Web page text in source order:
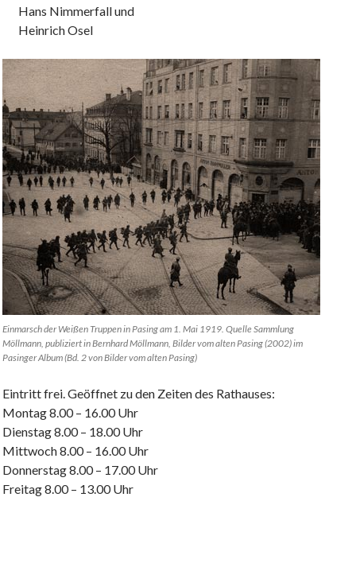
Hans Nimmerfall und
Heinrich Osel
Einmarsch der Weißen Truppen in Pasing am 1. Mai 1919. Quelle Sammlung
Möllmann, publiziert in Bernhard Möllmann, Bilder vom alten Pasing (2002) im
Pasinger Album (Bd. 2 von Bilder vom alten Pasing)
Eintritt frei. Geöffnet zu den Zeiten des Rathauses:
Montag 8.00 – 16.00 Uhr
Dienstag 8.00 – 18.00 Uhr
Mittwoch 8.00 – 16.00 Uhr
Donnerstag 8.00 – 17.00 Uhr
Freitag 8.00 – 13.00 Uhr